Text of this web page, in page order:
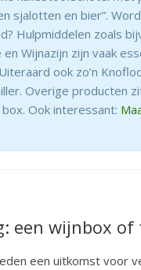
sjalotten en bier”.
Hulpmiddelen zoals
en Wijnazijn zijn vaak
ook zo’n
Overige producten
Ook interessant:
een wijnbox
een uitkomst voor